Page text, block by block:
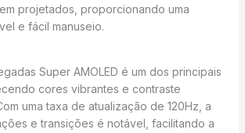
projetados, proporcionando uma
e fácil manuseio.
Super AMOLED é um dos principais
cores vibrantes e contraste
uma taxa de atualização de 120Hz, a
e transições é notável, facilitando a